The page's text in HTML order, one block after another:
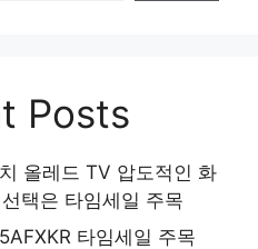
Posts
올레드 TV 압도적인 화
택은 타임세일 주목
타임세일 주목